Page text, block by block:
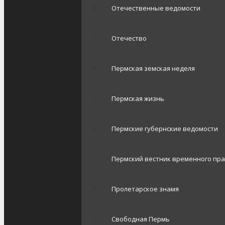
Отечественные ведомости
Отечество
Пермская земская неделя
Пермская жизнь
Пермские губернские ведомости
Пермский вестник временного
Пролетарское знамя
Свободная Пермь